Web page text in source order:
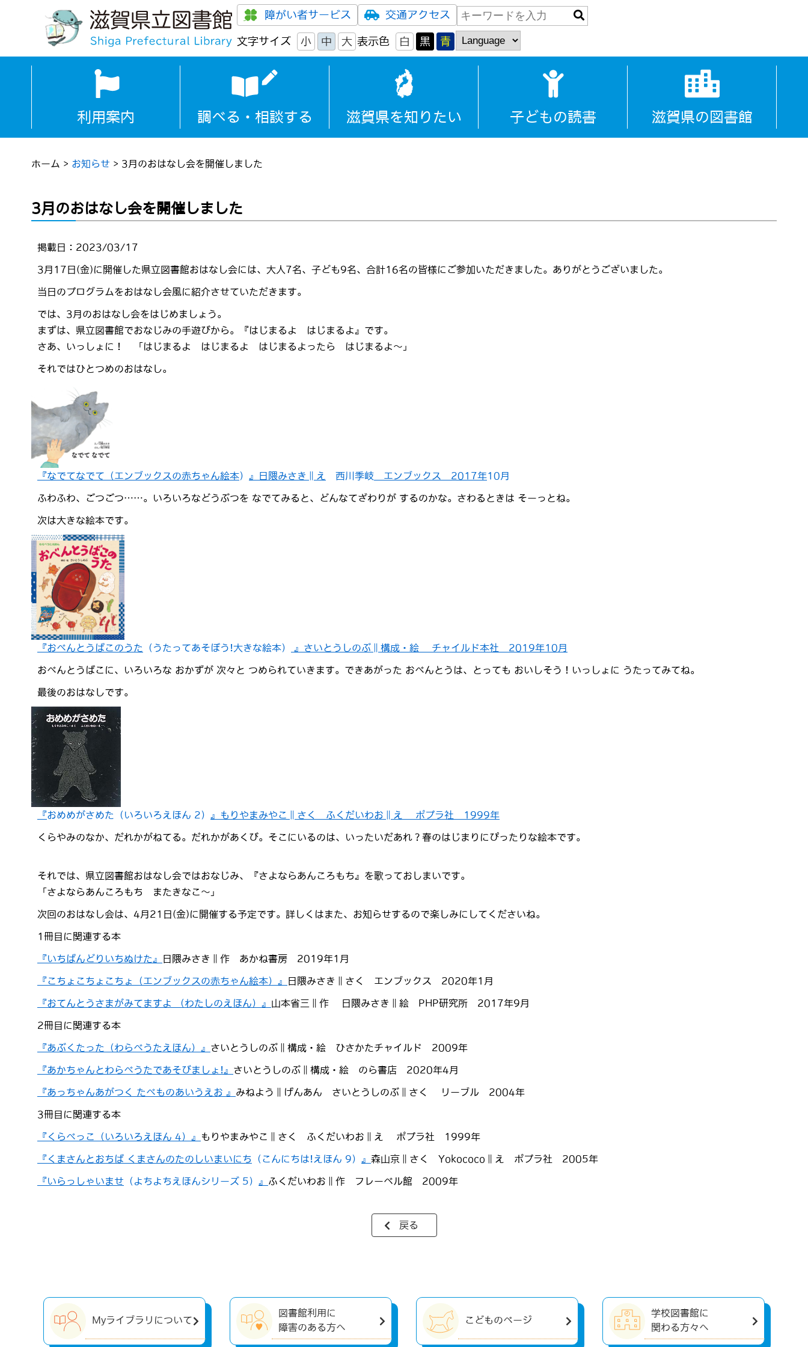
障がい者サービス 交通アクセス
文字サイズ 小 中 大 表示色 白 黒 青
利用案内 調べる・相談する 滋賀県を知りたい 子どもの読書 滋賀県の図書館
ホーム > お知らせ > 3月のおはなし会を開催しました
3月のおはなし会を開催しました
掲載日：2023/03/17
3月17日(金)に開催した県立図書館おはなし会には、大人7名、子ども9名、合計16名の皆様にご参加いただきました。ありがとうございました。
当日のプログラムをおはなし会風に紹介させていただきます。
では、3月のおはなし会をはじめましょう。
まずは、県立図書館でおなじみの手遊びから。『はじまるよ はじまるよ』です。
さあ、いっしょに！ 「はじまるよ はじまるよ はじまるよったら はじまるよ～」
それではひとつめのおはなし。
『なでてなでて（エンブックスの赤ちゃん絵本） 』日隈みさき∥え 西川季岐 エンブックス 2017年10月
ふわふわ、ごつごつ……。いろいろなどうぶつを なでてみると、どんなてざわりが するのかな。さわるときは そーっとね。
次は大きな絵本です。
『おべんとうばこのうた （うたってあそぼう!大きな絵本） 』さいとうしのぶ∥構成・絵 チャイルド本社 2019年10月
おべんとうばこに、いろいろな おかずが 次々と つめられていきます。できあがった おべんとうは、とっても おいしそう！いっしょに うたってみてね。
最後のおはなしです。
『おめめがさめた（いろいろえほん 2） 』もりやまみやこ∥さく ふくだいわお∥え ポプラ社 1999年
くらやみのなか、だれかがねてる。だれかがあくび。そこにいるのは、いったいだあれ？春のはじまりにぴったりな絵本です。
それでは、県立図書館おはなし会ではおなじみ、『さよならあんころもち』を歌っておしまいです。
「さよならあんころもち またきなこ～」
次回のおはなし会は、4月21日(金)に開催する予定です。詳しくはまた、お知らせするので楽しみにしてくださいね。
1冊目に関連する本
『いちばんどりいちぬけた』 日隈みさき∥作 あかね書房 2019年1月
『こちょこちょこちょ（エンブックスの赤ちゃん絵本）』 日隈みさき∥さく エンブックス 2020年1月
『おてんとうさまがみてますよ （わたしのえほん）』 山本省三∥作 日隈みさき∥絵 PHP研究所 2017年9月
2冊目に関連する本
『あぶくたった（わらべうたえほん）』 さいとうしのぶ∥構成・絵 ひさかたチャイルド 2009年
『あかちゃんとわらべうたであそびましょ!』 さいとうしのぶ∥構成・絵 のら書店 2020年4月
『あっちゃんあがつく たべものあいうえお 』 みねよう∥げんあん さいとうしのぶ∥さく リーブル 2004年
3冊目に関連する本
『くらべっこ（いろいろえほん 4）』 もりやまみやこ∥さく ふくだいわお∥え ポプラ社 1999年
『くまさんとおちば くまさんのたのしいまいにち （こんにちは!えほん 9） 』 森山京∥さく Yokococo∥え ポプラ社 2005年
『いらっしゃいませ （よちよちえほんシリーズ 5） 』 ふくだいわお∥作 フレーベル館 2009年
戻る
Myライブラリについて
図書館利用に
障害のある方へ
こどものページ
学校図書館に
関わる方々へ